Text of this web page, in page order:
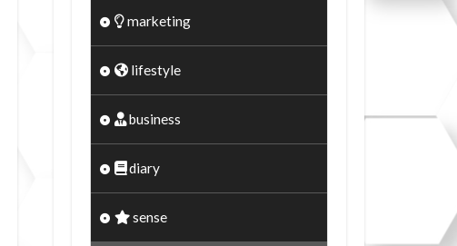
marketing
lifestyle
business
diary
sense